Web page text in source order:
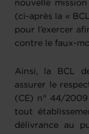
nouvelle
(ci-après la «
pour l’exercer
contre le faux-
Ainsi, la BCL
assurer le
(CE) n° 44/
tout
délivrance au